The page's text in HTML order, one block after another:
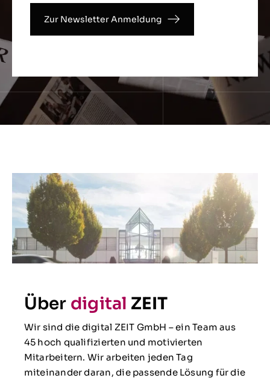
Zur Newsletter Anmeldung
Über digital ZEIT
Wir sind die digital ZEIT GmbH – ein Team aus
45 hoch qualifizierten und motivierten
Mitarbeitern. Wir arbeiten jeden Tag
miteinander daran, die passende Lösung für die